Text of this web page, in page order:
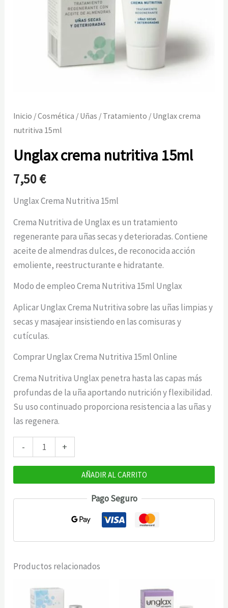
Inicio /Cosmética / Uñas / Tratamiento / Unglax crema
nutritiva 15ml
Unglax crema nutritiva 15ml
7,50€
Unglax Crema Nutritiva 15ml
Crema Nutritiva de Unglax es un tratamiento
regenerante para uñas secas y deterioradas. Contiene
aceite de almendras dulces, de reconocida acción
emoliente, reestructurante e hidratante.
Modo de empleo Crema Nutritiva 15ml Unglax
Aplicar Unglax Crema Nutritiva sobre las uñas limpias y
secas y masajear insistiendo en las comisuras y
cutículas.
Comprar Unglax Crema Nutritiva 15ml Online
Crema Nutritiva Unglax penetra hasta las capas más
profundas de la uña aportando nutrición y flexibilidad.
Su uso continuado proporciona resistencia a las uñas y
las regenera.
-
crema
15ml
cantidad
+
AÑADIR AL CARRITO
Pago Seguro
Productos relacionados